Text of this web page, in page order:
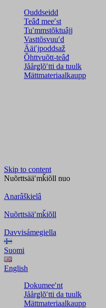
Ouddseidd
Teâđ meeʹst
Tuʹmmstõktuâjj
Vasttõsvuuʹd
Ääiʹjpoddsaž
Õhttvuõtt-teâđ
Jåårǥlõʹtti da tuulk
Mättmateriaalkaupp
Skip to content
Nuõrttsääʹmǩiõll nuo
Anarâškielâ
Nuõrttsääʹmǩiõll
Davvisámegiella
Suomi
English
Dokumeeʹnt
Jåårǥlõʹtti da tuulk
Mättmateriaalkaupp